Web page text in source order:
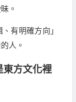
。
有明確方向」
人。
東方文化裡